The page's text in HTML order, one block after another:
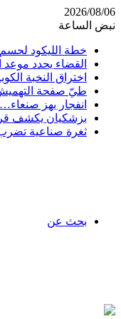
2026/08/06
نبض الساعة
خطة الليكود لحسم
القضاء يحدد
اختراق النخبة
طيّ صفحة
انفجار يهز
بزشكيان يكشف
ثغرة صناعية
بحث عن